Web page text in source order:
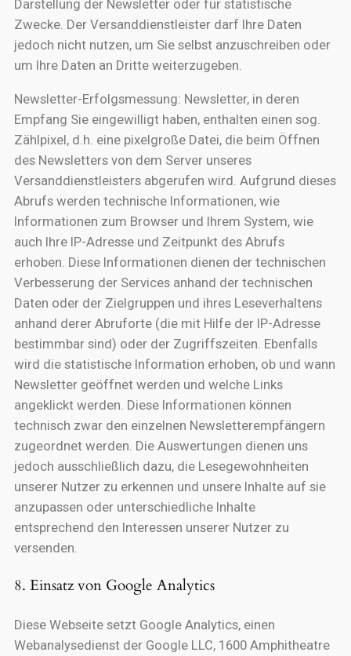
Darstellung der Newsletter oder für statistische
Zwecke. Der Versanddienstleister darf Ihre Daten
jedoch nicht nutzen, um Sie selbst anzuschreiben oder
um Ihre Daten an Dritte weiterzugeben.
Newsletter-Erfolgsmessung: Newsletter, in deren
Empfang Sie eingewilligt haben, enthalten einen sog.
Zählpixel, d.h. eine pixelgroße Datei, die beim Öffnen
des Newsletters von dem Server unseres
Versanddienstleisters abgerufen wird. Aufgrund dieses
Abrufs werden technische Informationen, wie
Informationen zum Browser und Ihrem System, wie
auch Ihre IP-Adresse und Zeitpunkt des Abrufs
erhoben. Diese Informationen dienen der technischen
Verbesserung der Services anhand der technischen
Daten oder der Zielgruppen und ihres Leseverhaltens
anhand derer Abruforte (die mit Hilfe der IP-Adresse
bestimmbar sind) oder der Zugriffszeiten. Ebenfalls
wird die statistische Information erhoben, ob und wann
Newsletter geöffnet werden und welche Links
angeklickt werden. Diese Informationen können
technisch zwar den einzelnen Newsletterempfängern
zugeordnet werden. Die Auswertungen dienen uns
jedoch ausschließlich dazu, die Lesegewohnheiten
unserer Nutzer zu erkennen und unsere Inhalte auf sie
anzupassen oder unterschiedliche Inhalte
entsprechend den Interessen unserer Nutzer zu
versenden.
8. Einsatz von Google Analytics
Diese Webseite setzt Google Analytics, einen
Webanalysedienst der Google LLC, 1600 Amphitheatre